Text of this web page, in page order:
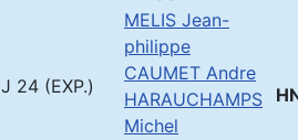
J 24 (EXP.)
MELIS Jean-
philippe
CAUMET Andre
HARAUCHAMPS
Michel